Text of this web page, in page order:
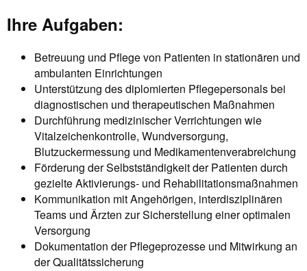
Ihre Aufgaben:
Betreuung und Pflege von Patienten in stationären und
ambulanten Einrichtungen
Unterstützung des diplomierten Pflegepersonals bei
diagnostischen und therapeutischen Maßnahmen
Durchführung medizinischer Verrichtungen wie
Vitalzeichenkontrolle, Wundversorgung,
Blutzuckermessung und Medikamentenverabreichung
Förderung der Selbstständigkeit der Patienten durch
gezielte Aktivierungs- und Rehabilitationsmaßnahmen
Kommunikation mit Angehörigen, interdisziplinären
Teams und Ärzten zur Sicherstellung einer optimalen
Versorgung
Dokumentation der Pflegeprozesse und Mitwirkung an
der Qualitätssicherung